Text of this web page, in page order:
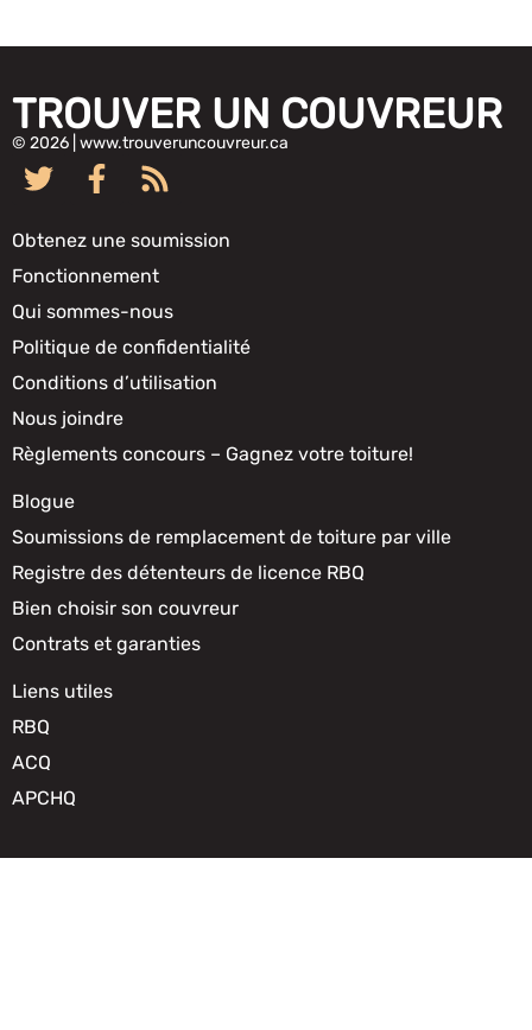
TROUVER UN COUVREUR
© 2026 | www.trouveruncouvreur.ca
Obtenez une soumission
Fonctionnement
Qui sommes-nous
Politique de confidentialité
Conditions d’utilisation
Nous joindre
Règlements concours – Gagnez votre toiture!
Blogue
Soumissions de remplacement de toiture par ville
Registre des détenteurs de licence RBQ
Bien choisir son couvreur
Contrats et garanties
Liens utiles
RBQ
ACQ
APCHQ